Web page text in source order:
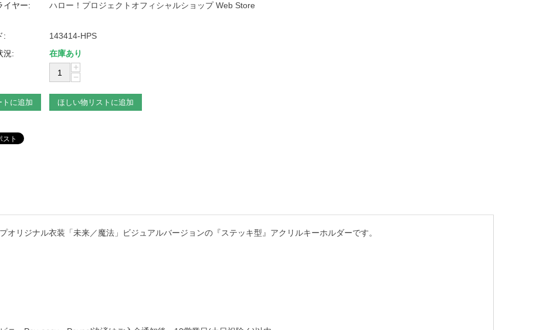
イヤー: ハロー！プロジェクトオフィシャルショップ Web Store
:
143414-HPS
況:
在庫あり
+
−
トに追加 ほしい物リストに追加
リジナル衣装「未来／魔法」ビジュアルバージョンの『ステッキ型』アクリルキーホルダーです。